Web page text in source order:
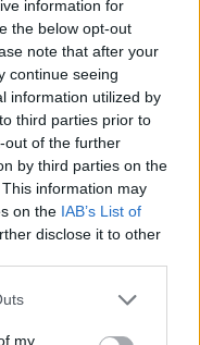
information for
the below opt-out
note that after your
continue seeing
information utilized by
third parties prior to
out of the further
by third parties on the
information may
on the IAB’s List of
disclose it to other
one or more Google
You may click to
my
top csapat is
szemben, a
hozzánk. Mind
pályázik az
időben jelentős
pedig
Ugyanakkor a
számít" –